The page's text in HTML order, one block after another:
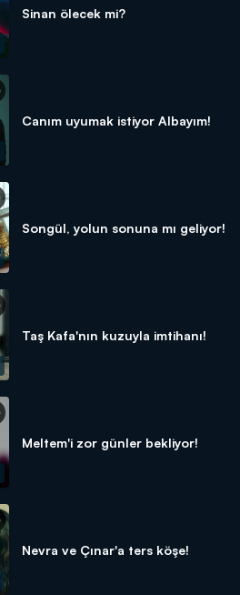
Sinan ölecek mi?
Canım uyumak istiyor Albayım!
Songül, yolun sonuna mı geliyor!
Taş Kafa'nın kuzuyla imtihanı!
Meltem'i zor günler bekliyor!
Nevra ve Çınar'a ters köşe!